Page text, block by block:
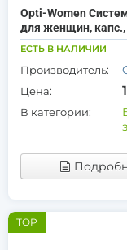
Opti-Women
для женщин,
ЕСТЬ В НАЛИЧИИ
Производитель:
Цена:
В категории:
TOP